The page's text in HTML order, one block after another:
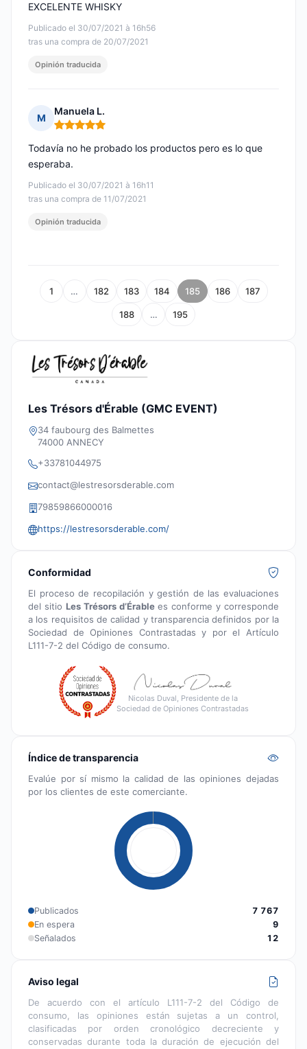
Publicado el 30/07/2021 à 16h56
tras una compra de 20/07/2021
EXCELENTE WHISKY
Opinión traducida
M
Manuela L.
Nota: 5 de 5
Publicado el 30/07/2021 à 16h11
tras una compra de 11/07/2021
Todavía no he probado los productos pero es lo que
esperaba.
Opinión traducida
1 … 182 183 184 185 186 187
188 … 195
Les Trésors d'Érable (GMC EVENT)
34 faubourg des Balmettes
74000 ANNECY
+33781044975
contact@lestresorsderable.com
79859866000016
https://lestresorsderable.com/
Conformidad
El proceso de recopilación y gestión de las evaluaciones
del sitio Les Trésors d’Érablees conforme y corresponde
a los requisitos de calidad y transparencia definidos por la
Sociedad de Opiniones Contrastadas y por el Artículo
L111-7-2 del Código de consumo.
Nicolas Duval, Presidente de la
Sociedad de Opiniones Contrastadas
Índice de transparencia
Evalúe por sí mismo la calidad de las opiniones dejadas
por los clientes de este comerciante.
Publicados
7 767
En espera
9
Señalados
12
Aviso legal
De acuerdo con el artículo L111-7-2 del Código de
consumo, las opiniones están sujetas a un control,
clasificadas por orden cronológico decreciente y
conservadas durante toda la duración de ejecución del